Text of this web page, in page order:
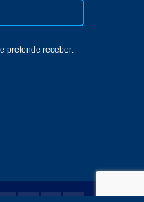
pretende receber: